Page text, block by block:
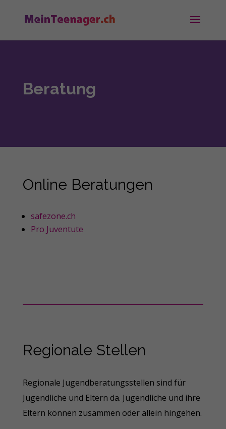
Beratung
Online Beratungen
safezone.ch
Pro Juventute
Regionale Stellen
Regionale Jugendberatungsstellen sind für
Jugendliche und Eltern da. Jugendliche und ihre
Eltern können zusammen oder allein hingehen.